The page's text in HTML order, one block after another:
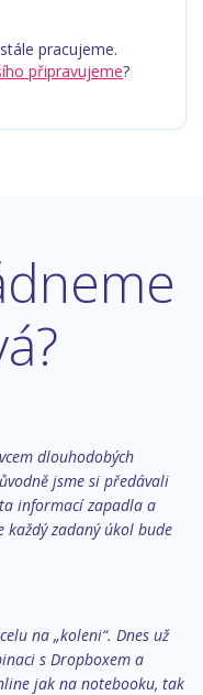
pracujeme.
připravujeme?
dlouhodobých
jsme si předávali
informací zapadla a
každý zadaný úkol bude
na „koleni“. Dnes už
s Dropboxem a
jak na notebooku, tak